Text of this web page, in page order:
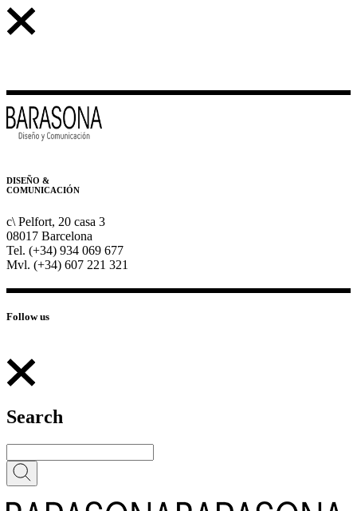
DISEÑO &
COMUNICACIÓN
c\ Pelfort, 20 casa 3
08017 Barcelona
Tel. (+34) 934 069 677
Mvl. (+34) 607 221 321
Follow us
Search